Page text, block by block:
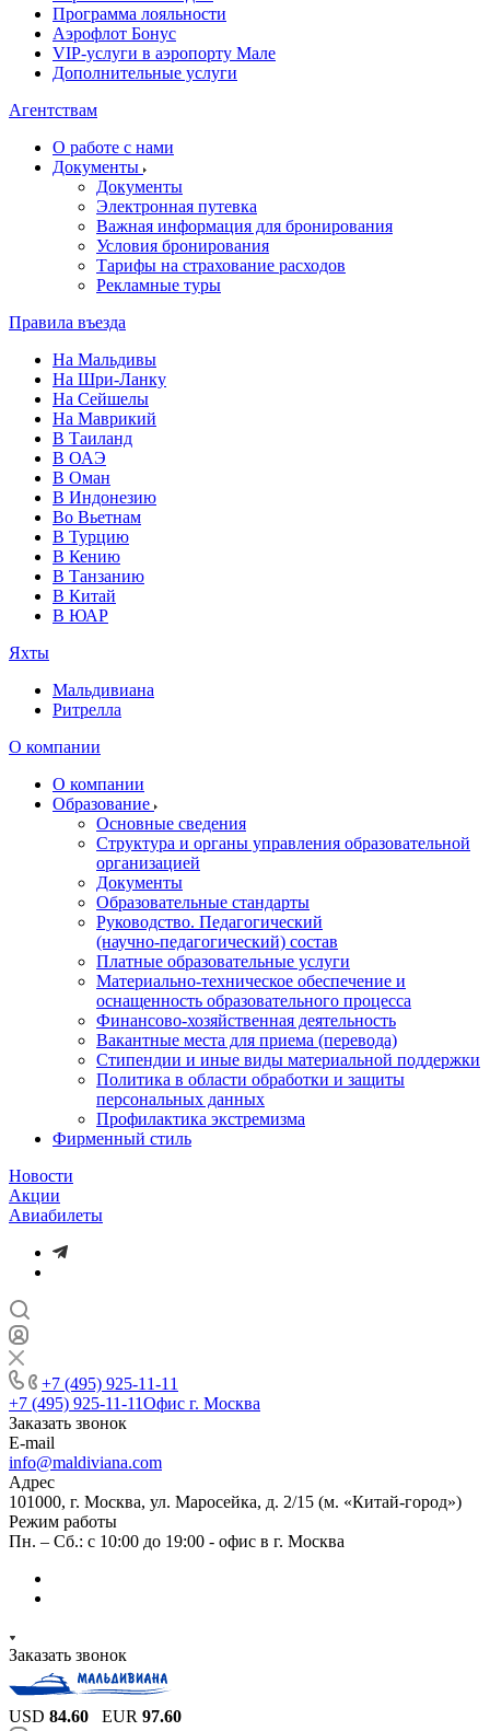
Программа лояльности
Аэрофлот Бонус
VIP-услуги в аэропорту Мале
Дополнительные услуги
Агентствам
О работе с нами
Документы
Документы
Электронная путевка
Важная информация для бронирования
Условия бронирования
Тарифы на страхование расходов
Рекламные туры
Правила въезда
На Мальдивы
На Шри-Ланку
На Сейшелы
На Маврикий
В Таиланд
В ОАЭ
В Оман
В Индонезию
Во Вьетнам
В Турцию
В Кению
В Танзанию
В Китай
В ЮАР
Яхты
Мальдивиана
Ритрелла
О компании
О компании
Образование
Основные сведения
Структура и органы управления образовательной
организацией
Документы
Образовательные стандарты
Руководство. Педагогический
(научно‑педагогический) состав
Платные образовательные услуги
Материально-техническое обеспечение и
оснащенность образовательного процесса
Финансово-хозяйственная деятельность
Вакантные места для приема (перевода)
Стипендии и иные виды материальной поддержки
Политика в области обработки и защиты
персональных данных
Профилактика экстремизма
Фирменный стиль
Новости
Акции
Авиабилеты
+7 (495) 925-11-11
+7 (495) 925-11-11Офис г. Москва
Заказать звонок
E-mail
info@maldiviana.com
Адрес
101000, г. Москва, ул. Маросейка, д. 2/15 (м. «Китай-город»)
Режим работы
Пн. – Сб.: с 10:00 до 19:00 - офис в г. Москва
Заказать звонок
USD 84.60 EUR 97.60